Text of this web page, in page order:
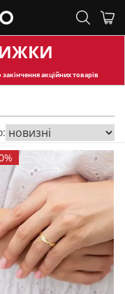
акційних товарів